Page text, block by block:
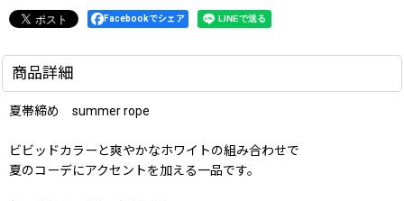
Facebookでシェア
商品詳細
夏帯締め summer rope
ビビッドカラーと爽やかなホワイトの組み合わせで
夏のコーデにアクセントを加える一品です。